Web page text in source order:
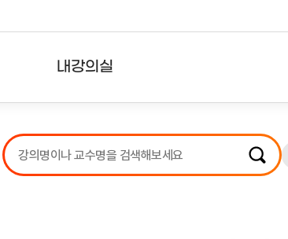
내강의실
강의리스트
수강확인증강의